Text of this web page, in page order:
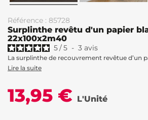
Référence : 85728
Surplinthe revêtu d'un papier
22x100x2m40
5/5 - 3 avis
La surplinthe de recouvrement revêtue d’un
Lire la suite
13,95 € L'Unité